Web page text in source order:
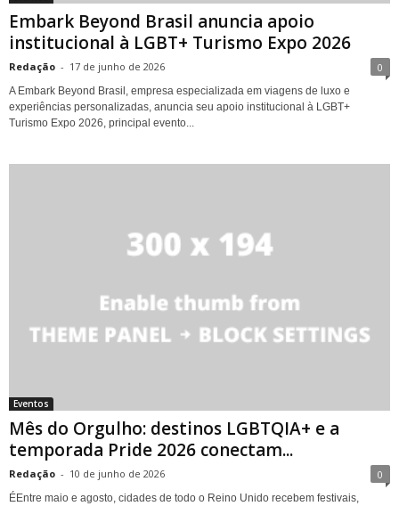
Embark Beyond Brasil anuncia apoio
institucional à LGBT+ Turismo Expo 2026
Redação - 17 de junho de 2026 0
A Embark Beyond Brasil, empresa especializada em viagens de luxo e
experiências personalizadas, anuncia seu apoio institucional à LGBT+
Turismo Expo 2026, principal evento...
Eventos
Mês do Orgulho: destinos LGBTQIA+ e a
temporada Pride 2026 conectam...
Redação - 10 de junho de 2026 0
ÉEntre maio e agosto, cidades de todo o Reino Unido recebem festivais,